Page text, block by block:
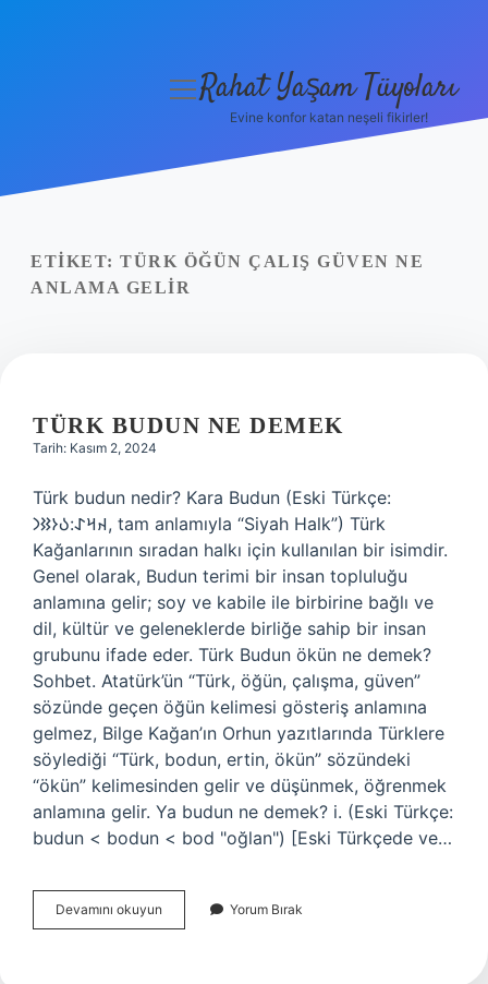
Yasal Uyarı
menüyü
Rahat Yaşam Tüyoları
Evine konfor katan neşeli fikirler!
ETIKET: TÜRK ÖĞÜN ÇALIŞ GÜVEN NE
ANLAMA GELIR
TÜRK BUDUN NE DEMEK
Tarih: Kasım 2, 2024
Türk budun nedir? Kara Budun (Eski Türkçe:
𐰴𐰺𐰀:𐰉𐰆𐰑𐰣, tam anlamıyla “Siyah Halk”) Türk
Kağanlarının sıradan halkı için kullanılan bir isimdir.
Genel olarak, Budun terimi bir insan topluluğu
anlamına gelir; soy ve kabile ile birbirine bağlı ve
dil, kültür ve geleneklerde birliğe sahip bir insan
grubunu ifade eder. Türk Budun ökün ne demek?
Sohbet. Atatürk’ün “Türk, öğün, çalışma, güven”
sözünde geçen öğün kelimesi gösteriş anlamına
gelmez, Bilge Kağan’ın Orhun yazıtlarında Türklere
söylediği “Türk, bodun, ertin, ökün” sözündeki
“ökün” kelimesinden gelir ve düşünmek, öğrenmek
anlamına gelir. Ya budun ne demek? i. (Eski Türkçe:
budun < bodun < bod "oğlan") [Eski Türkçede ve…
Devamını okuyun
Budun
Yorum Bırak